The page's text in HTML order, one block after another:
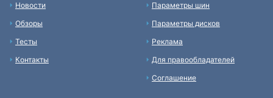
Новости
Обзоры
Тесты
Контакты
Параметры шин
Параметры дисков
Реклама
Для правообладателей
Соглашение